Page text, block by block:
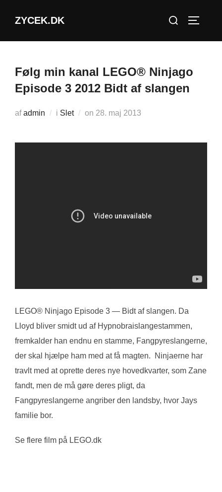
ZYCEK.DK
Søg
Følg min kanal LEGO® Ninjago
Episode 3 2012 Bidt af slangen
afadmin i Slet on Udgivet
28. maj 2013
LEGO® Ninjago Episode 3 — Bidt af slangen. Da
Lloyd bliver smidt ud af Hypnobraislangestammen,
fremkalder han endnu en stamme, Fangpyreslangerne,
der skal hjælpe ham med at få magten. Ninjaerne har
travlt med at oprette deres nye hovedkvarter, som Zane
fandt, men de må gøre deres pligt, da
Fangpyreslangerne angriber den landsby, hvor Jays
familie bor.
Se flere film på LEGO.dk